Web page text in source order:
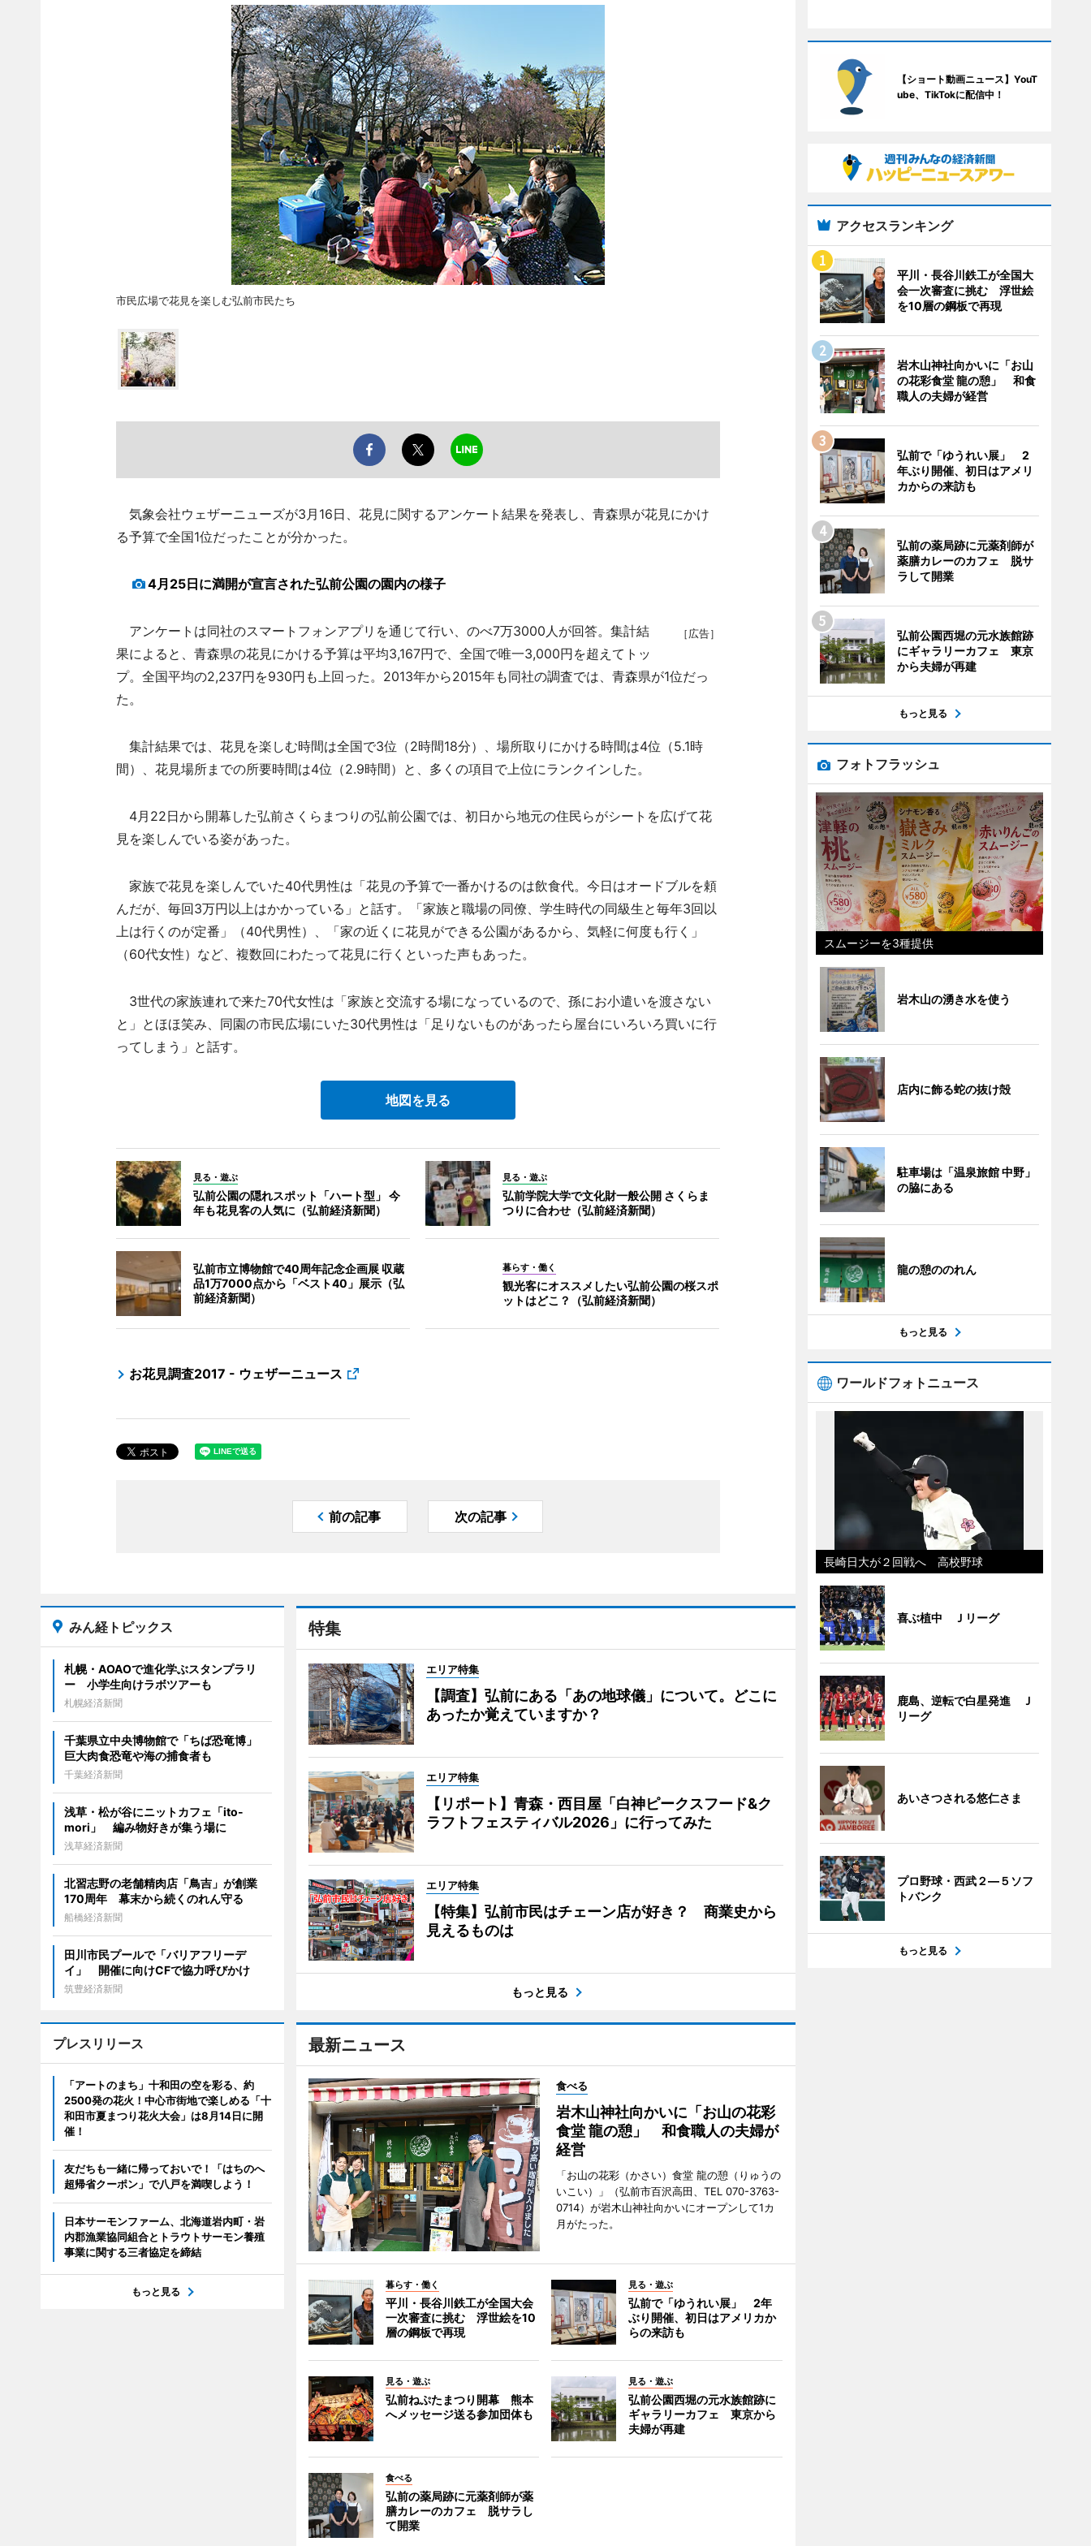
市民広場で花見を楽しむ弘前市民たち
気象会社ウェザーニューズが3月16日、花見に関するアンケート結果を発表し、青森県が花見にかけ
る予算で全国1位だったことが分かった。
4月25日に満開が宣言された弘前公園の園内の様子
［広告］
アンケートは同社のスマートフォンアプリを通じて行い、のべ7万3000人が回答。集計結
果によると、青森県の花見にかける予算は平均3,167円で、全国で唯一3,000円を超えてトッ
プ。全国平均の2,237円を930円も上回った。2013年から2015年も同社の調査では、青森県が1位だっ
た。
集計結果では、花見を楽しむ時間は全国で3位（2時間18分）、場所取りにかける時間は4位（5.1時
間）、花見場所までの所要時間は4位（2.9時間）と、多くの項目で上位にランクインした。
4月22日から開幕した弘前さくらまつりの弘前公園では、初日から地元の住民らがシートを広げて花
見を楽しんでいる姿があった。
家族で花見を楽しんでいた40代男性は「花見の予算で一番かけるのは飲食代。今日はオードブルを頼
んだが、毎回3万円以上はかかっている」と話す。「家族と職場の同僚、学生時代の同級生と毎年3回以
上は行くのが定番」（40代男性）、「家の近くに花見ができる公園があるから、気軽に何度も行く」
（60代女性）など、複数回にわたって花見に行くといった声もあった。
3世代の家族連れで来た70代女性は「家族と交流する場になっているので、孫にお小遣いを渡さない
と」とほほ笑み、同園の市民広場にいた30代男性は「足りないものがあったら屋台にいろいろ買いに行
ってしまう」と話す。
地図を見る
見る・遊ぶ
弘前公園の隠れスポット「ハート型」 今
年も花見客の人気に（弘前経済新聞）
見る・遊ぶ
弘前学院大学で文化財一般公開 さくらま
つりに合わせ（弘前経済新聞）
弘前市立博物館で40周年記念企画展 収蔵
品1万7000点から「ベスト40」展示（弘
前経済新聞）
暮らす・働く
観光客にオススメしたい弘前公園の桜スポ
ットはどこ？（弘前経済新聞）
お花見調査2017 - ウェザーニュース
前の記事 次の記事
特集
エリア特集
【調査】弘前にある「あの地球儀」について。どこに
あったか覚えていますか？
エリア特集
【リポート】青森・西目屋「白神ピークスフード&ク
ラフトフェスティバル2026」に行ってみた
エリア特集
【特集】弘前市民はチェーン店が好き？ 商業史から
見えるものは
もっと見る
最新ニュース
食べる
岩木山神社向かいに「お山の花彩
食堂 龍の憩」 和食職人の夫婦が
経営
「お山の花彩（かさい）食堂 龍の憩（りゅうの
いこい）」（弘前市百沢高田、TEL 070-3763-
0714）が岩木山神社向かいにオープンして1カ
月がたった。
暮らす・働く
平川・長谷川鉄工が全国大会
一次審査に挑む 浮世絵を10
層の鋼板で再現
見る・遊ぶ
弘前で「ゆうれい展」 2年
ぶり開催、初日はアメリカか
らの来訪も
見る・遊ぶ
弘前ねぷたまつり開幕 熊本
へメッセージ送る参加団体も
見る・遊ぶ
弘前公園西堀の元水族館跡に
ギャラリーカフェ 東京から
夫婦が再建
食べる
弘前の薬局跡に元薬剤師が薬
膳カレーのカフェ 脱サラし
て開業
みん経トピックス
札幌・AOAOで進化学ぶスタンプラリ
ー 小学生向けラボツアーも
札幌経済新聞
千葉県立中央博物館で「ちば恐竜博」
巨大肉食恐竜や海の捕食者も
千葉経済新聞
浅草・松が谷にニットカフェ「ito-
mori」 編み物好きが集う場に
浅草経済新聞
北習志野の老舗精肉店「鳥吉」が創業
170周年 幕末から続くのれん守る
船橋経済新聞
田川市民プールで「バリアフリーデ
イ」 開催に向けCFで協力呼びかけ
筑豊経済新聞
プレスリリース
「アートのまち」十和田の空を彩る、約
2500発の花火！中心市街地で楽しめる「十
和田市夏まつり花火大会」は8月14日に開
催！
友だちも一緒に帰っておいで！「はちのへ
超帰省クーポン」で八戸を満喫しよう！
日本サーモンファーム、北海道岩内町・岩
内郡漁業協同組合とトラウトサーモン養殖
事業に関する三者協定を締結
もっと見る
【ショート動画ニュース】YouT
ube、TikTokに配信中！
アクセスランキング
平川・長谷川鉄工が全国大
会一次審査に挑む 浮世絵
を10層の鋼板で再現
岩木山神社向かいに「お山
の花彩食堂 龍の憩」 和食
職人の夫婦が経営
弘前で「ゆうれい展」 2
年ぶり開催、初日はアメリ
カからの来訪も
弘前の薬局跡に元薬剤師が
薬膳カレーのカフェ 脱サ
ラして開業
弘前公園西堀の元水族館跡
にギャラリーカフェ 東京
から夫婦が再建
もっと見る
フォトフラッシュ
スムージーを3種提供
岩木山の湧き水を使う
店内に飾る蛇の抜け殻
駐車場は「温泉旅館 中野」
の脇にある
龍の憩ののれん
もっと見る
ワールドフォトニュース
長崎日大が２回戦へ 高校野球
喜ぶ植中 Ｊリーグ
鹿島、逆転で白星発進 Ｊ
リーグ
あいさつされる悠仁さま
プロ野球・西武２―５ソフ
トバンク
もっと見る